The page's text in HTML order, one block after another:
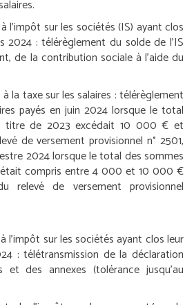
l’impôt sur les sociétés (IS) ayant clos
2024 : télérèglement du solde de l’IS
de la contribution sociale à l’aide du
la taxe sur les salaires :télérèglement
payés en juin 2024 lorsque le total
titre de 2023 excédait 10 000 € et
de versement provisionnel n° 2501,
2024 lorsque le total des sommes
compris entre 4 000 et 10 000 €
relevé de versement provisionnel
l’impôt sur les sociétés ayant clos leur
: télétransmission de la déclaration
et des annexes (tolérance jusqu’au